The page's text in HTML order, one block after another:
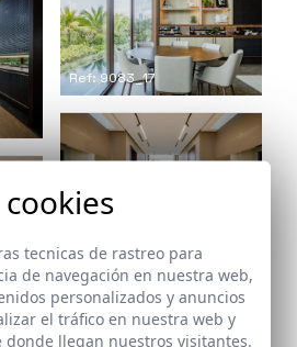
Ref: 9083_17
tecnicas de rastreo para
de navegación en nuestra web,
personalizados y anuncios
el tráfico en nuestra web y
llegan nuestros visitantes.